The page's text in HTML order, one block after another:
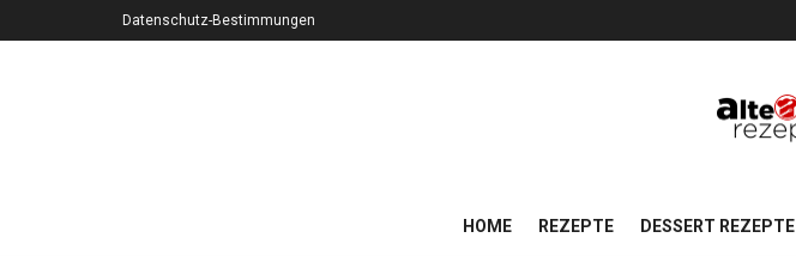
Datenschutz-Bestimmungen
HOME REZEPTE DESSERT REZEPTE